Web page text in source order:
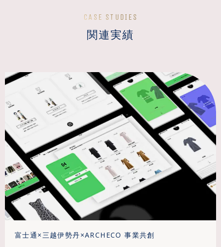
CASE STUDIES
関連実績
富士通×三越伊勢丹×ARCHECO 事業共創